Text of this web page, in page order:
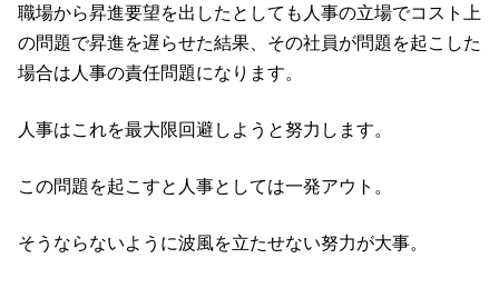
職場から昇進要望を出したとしても人事の立場でコスト上
の問題で昇進を遅らせた結果、その社員が問題を起こした
場合は人事の責任問題になります。
人事はこれを最大限回避しようと努力します。
この問題を起こすと人事としては一発アウト。
そうならないように波風を立たせない努力が大事。